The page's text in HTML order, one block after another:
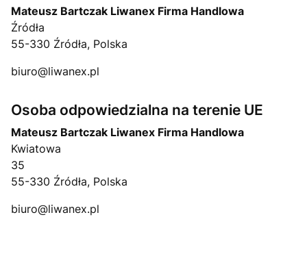
Mateusz Bartczak Liwanex Firma Handlowa
Źródła
55-330 Źródła, Polska
biuro@liwanex.pl
Osoba odpowiedzialna na terenie UE
Mateusz Bartczak Liwanex Firma Handlowa
Kwiatowa
35
55-330 Źródła, Polska
biuro@liwanex.pl